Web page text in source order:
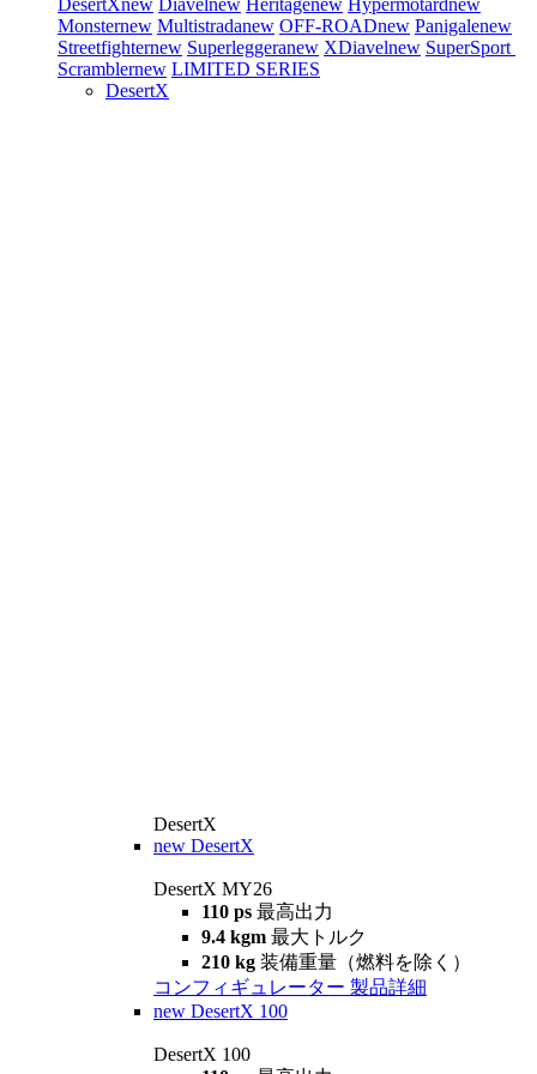
DesertXnew Diavelnew Heritagenew Hypermotardnew
Monsternew Multistradanew OFF-ROADnew Panigalenew
Streetfighternew Superleggeranew XDiavelnew SuperSport
Scramblernew LIMITED SERIES
DesertX
DesertX
new DesertX
DesertX MY26
110 ps 最高出力
9.4 kgm 最大トルク
210 kg 装備重量（燃料を除く）
コンフィギュレーター 製品詳細
new DesertX 100
DesertX 100